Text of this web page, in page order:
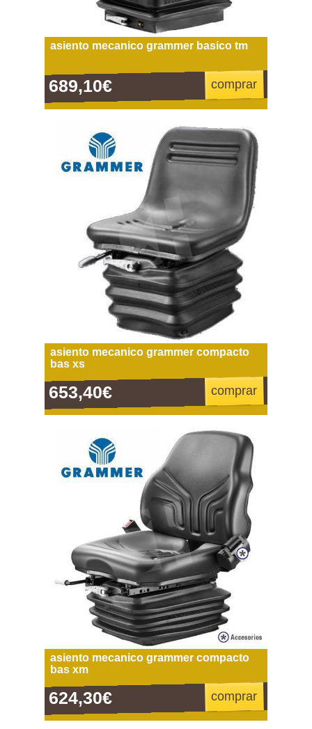
asiento mecanico grammer basico tm
689,10€ comprar
asiento mecanico grammer compacto
bas xs
653,40€ comprar
asiento mecanico grammer compacto
bas xm
624,30€ comprar